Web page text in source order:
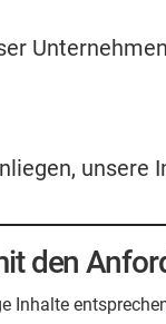
unsere
den
Inhalte